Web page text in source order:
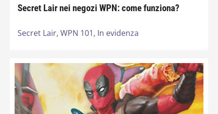
Secret Lair nei negozi WPN: come funziona?
Secret Lair, WPN 101, In evidenza